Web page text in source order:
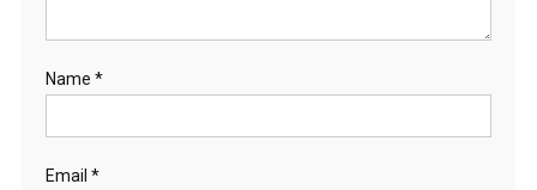
Name *
Email *